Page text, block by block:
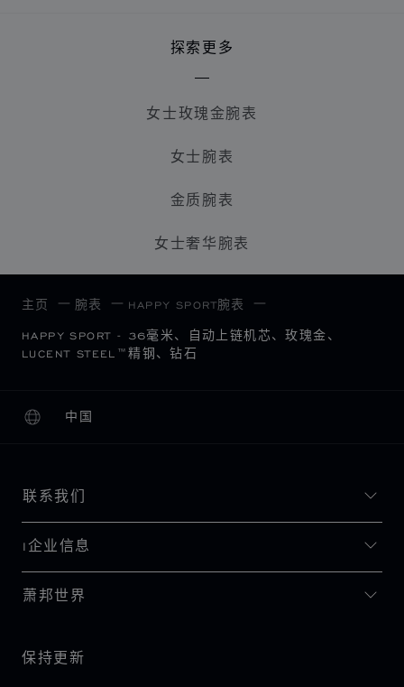
探索更多
女士玫瑰金腕表
女士腕表
金质腕表
女士奢华腕表
主页 腕表 HAPPY SPORT腕表
HAPPY SPORT - 36毫米、自动上链机芯、玫瑰金、
LUCENT STEEL™精钢、钻石
中国
本地化（更改国家/地区）
更改国家/地区
联系我们
I企业信息
萧邦世界
保持更新